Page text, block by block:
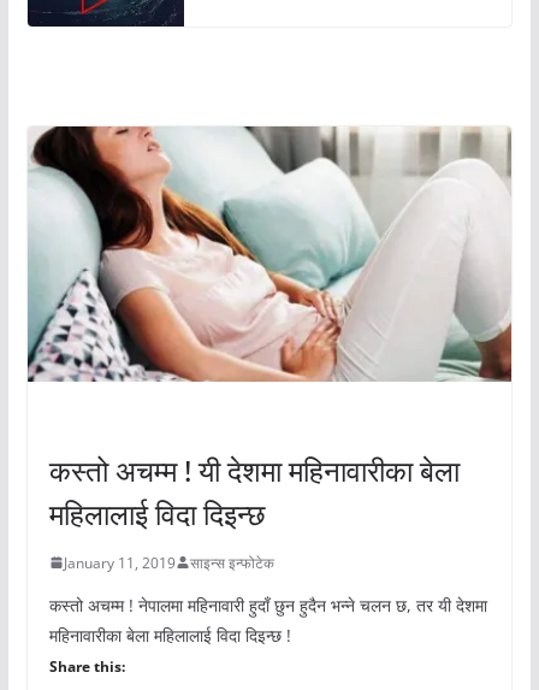
कस्तो अचम्म ! यी देशमा महिनावारीका बेला
महिलालाई विदा दिइन्छ
January 11, 2019 साइन्स इन्फोटेक
कस्तो अचम्म ! नेपालमा महिनावारी हुदाँ छुन हुदैन भन्ने चलन छ, तर यी देशमा
महिनावारीका बेला महिलालाई विदा दिइन्छ !
Share this: